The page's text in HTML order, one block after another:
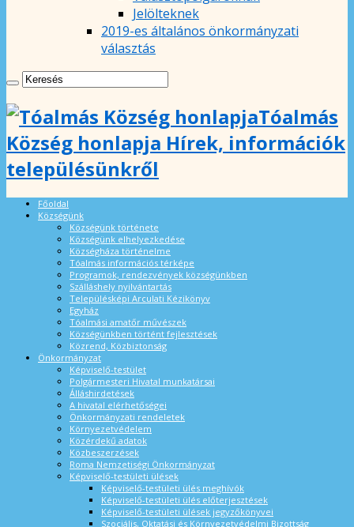
Jelölteknek
2019-es általános önkormányzati
választás
Tóalmás
Község honlapja Hírek, információk
településünkről
Főoldal
Községünk
Községünk története
Községünk elhelyezkedése
Községháza történelme
Tóalmás információs térképe
Programok, rendezvények községünkben
Szálláshely nyilvántartás
Településképi Arculati Kézikönyv
Egyház
Tóalmási amatőr művészek
Községünkben történt fejlesztések
Közrend, Közbiztonság
Önkormányzat
Képviselő-testület
Polgármesteri Hivatal munkatársai
Álláshirdetések
A hivatal elérhetőségei
Önkormányzati rendeletek
Környezetvédelem
Közérdekű adatok
Közbeszerzések
Roma Nemzetiségi Önkormányzat
Képviselő-testületi ülések
Képviselő-testületi ülés meghívók
Képviselő-testületi ülés előterjesztések
Képviselő-testületi ülések jegyzőkönyvei
Szociális, Oktatási és Környezetvédelmi Bizottság